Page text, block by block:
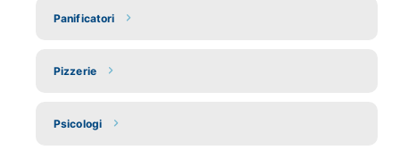
Panificatori
Pizzerie
Psicologi